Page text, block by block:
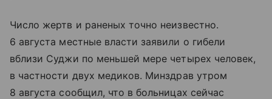
Число жертв и раненых точно неизвестно.
6 августа местные власти заявили о гибели
вблизи Суджи по меньшей мере четырех человек,
в частности двух медиков. Минздрав утром
8 августа сообщил, что в больницах сейчас